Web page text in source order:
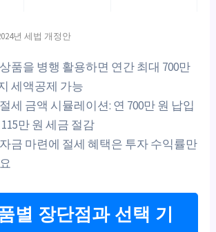
년 세법 개정안
품을 병행 활용하면 연간 최대 700만
세액공제 가능
세 금액 시뮬레이션: 연 700만 원 납입
만 원 세금 절감
금 마련에 절세 혜택은 투자 수익률만
별 장단점과 선택 기